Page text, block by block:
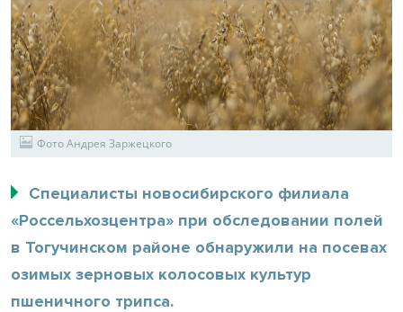
Фото Андрея Заржецкого
Специалисты новосибирского филиала
«Россельхозцентра» при обследовании полей
в Тогучинском районе обнаружили на посевах
озимых зерновых колосовых культур
пшеничного трипса.